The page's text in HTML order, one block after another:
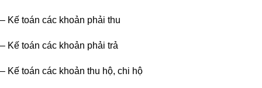
– Kế toán các khoản phải thu
– Kế toán các khoản phải trả
– Kế toán các khoản thu hộ, chi hộ